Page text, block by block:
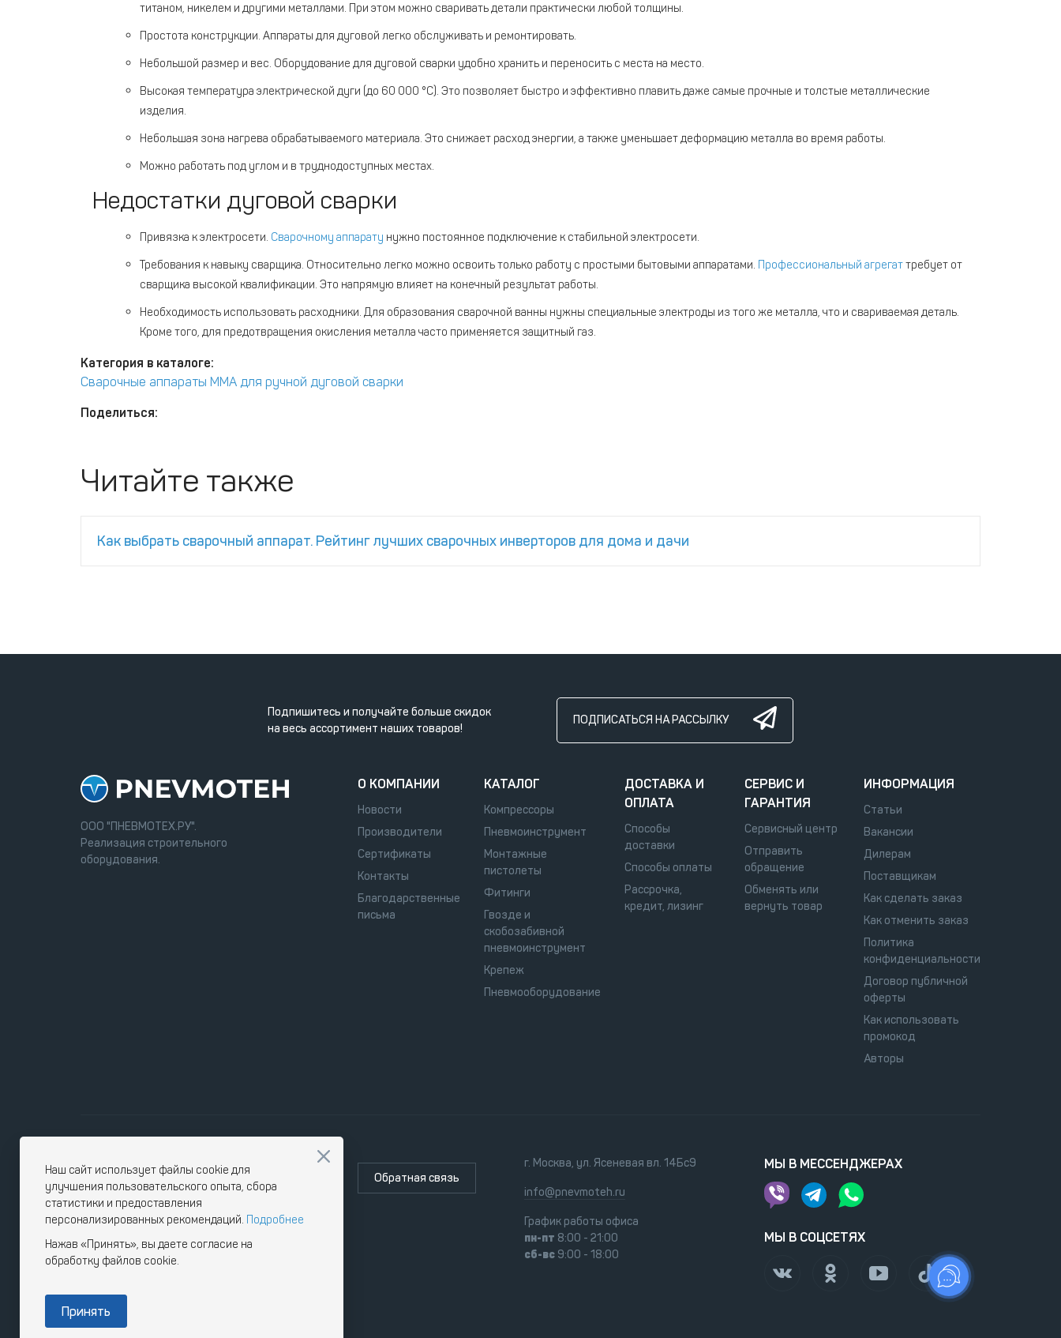
титаном, никелем и другими металлами. При этом можно сваривать детали практически любой толщины.
Простота конструкции. Аппараты для дуговой легко обслуживать и ремонтировать.
Небольшой размер и вес. Оборудование для дуговой сварки удобно хранить и переносить с места на место.
Высокая температура электрической дуги (до 60 000 °C). Это позволяет быстро и эффективно плавить даже самые прочные и толстые металлические
изделия.
Небольшая зона нагрева обрабатываемого материала. Это снижает расход энергии, а также уменьшает деформацию металла во время работы.
Можно работать под углом и в труднодоступных местах.
Недостатки дуговой сварки
Привязка к электросети. Сварочному аппарату нужно постоянное подключение к стабильной электросети.
Требования к навыку сварщика. Относительно легко можно освоить только работу с простыми бытовыми аппаратами. Профессиональный агрегаттребует от
сварщика высокой квалификации. Это напрямую влияет на конечный результат работы.
Необходимость использовать расходники. Для образования сварочной ванны нужны специальные электроды из того же металла, что и свариваемая деталь.
Кроме того, для предотвращения окисления металла часто применяется защитный газ.
Категория в каталоге:
Сварочные аппараты MMA для ручной дуговой сварки
Поделиться:
Читайте также
Как выбрать сварочный аппарат. Рейтинг лучших сварочных инверторов для дома и дачи
Подпишитесь и получайте больше скидок
на весь ассортимент наших товаров!
ПОДПИСАТЬСЯ НА РАССЫЛКУ
ООО "ПНЕВМОТЕХ.РУ".
Реализация строительного
оборудования.
О КОМПАНИИ
Новости
Производители
Сертификаты
Контакты
Благодарственные
письма
КАТАЛОГ
Компрессоры
Пневмоинструмент
Монтажные
пистолеты
Фитинги
Гвозде и
скобозабивной
пневмоинструмент
Крепеж
Пневмооборудование
ДОСТАВКА И
ОПЛАТА
Способы
доставки
Способы оплаты
Рассрочка,
кредит, лизинг
СЕРВИС И
ГАРАНТИЯ
Сервисный центр
Отправить
обращение
Обменять или
вернуть товар
ИНФОРМАЦИЯ
Статьи
Вакансии
Дилерам
Поставщикам
Как сделать заказ
Как отменить заказ
Политика
конфиденциальности
Договор публичной
оферты
Как использовать
промокод
Авторы
Обратная связь
г. Москва, ул. Ясеневая вл. 14Бс9
info@pnevmoteh.ru
График работы офиса
пн-пт 8:00 - 21:00
сб-вс9:00 - 18:00
МЫ В МЕССЕНДЖЕРАХ
МЫ В СОЦСЕТЯХ
Наш сайт использует файлы cookie для
улучшения пользовательского опыта, сбора
статистики и предоставления
персонализированных рекомендаций. Подробнее
Нажав «Принять», вы даете согласие на
обработку файлов cookie.
Принять